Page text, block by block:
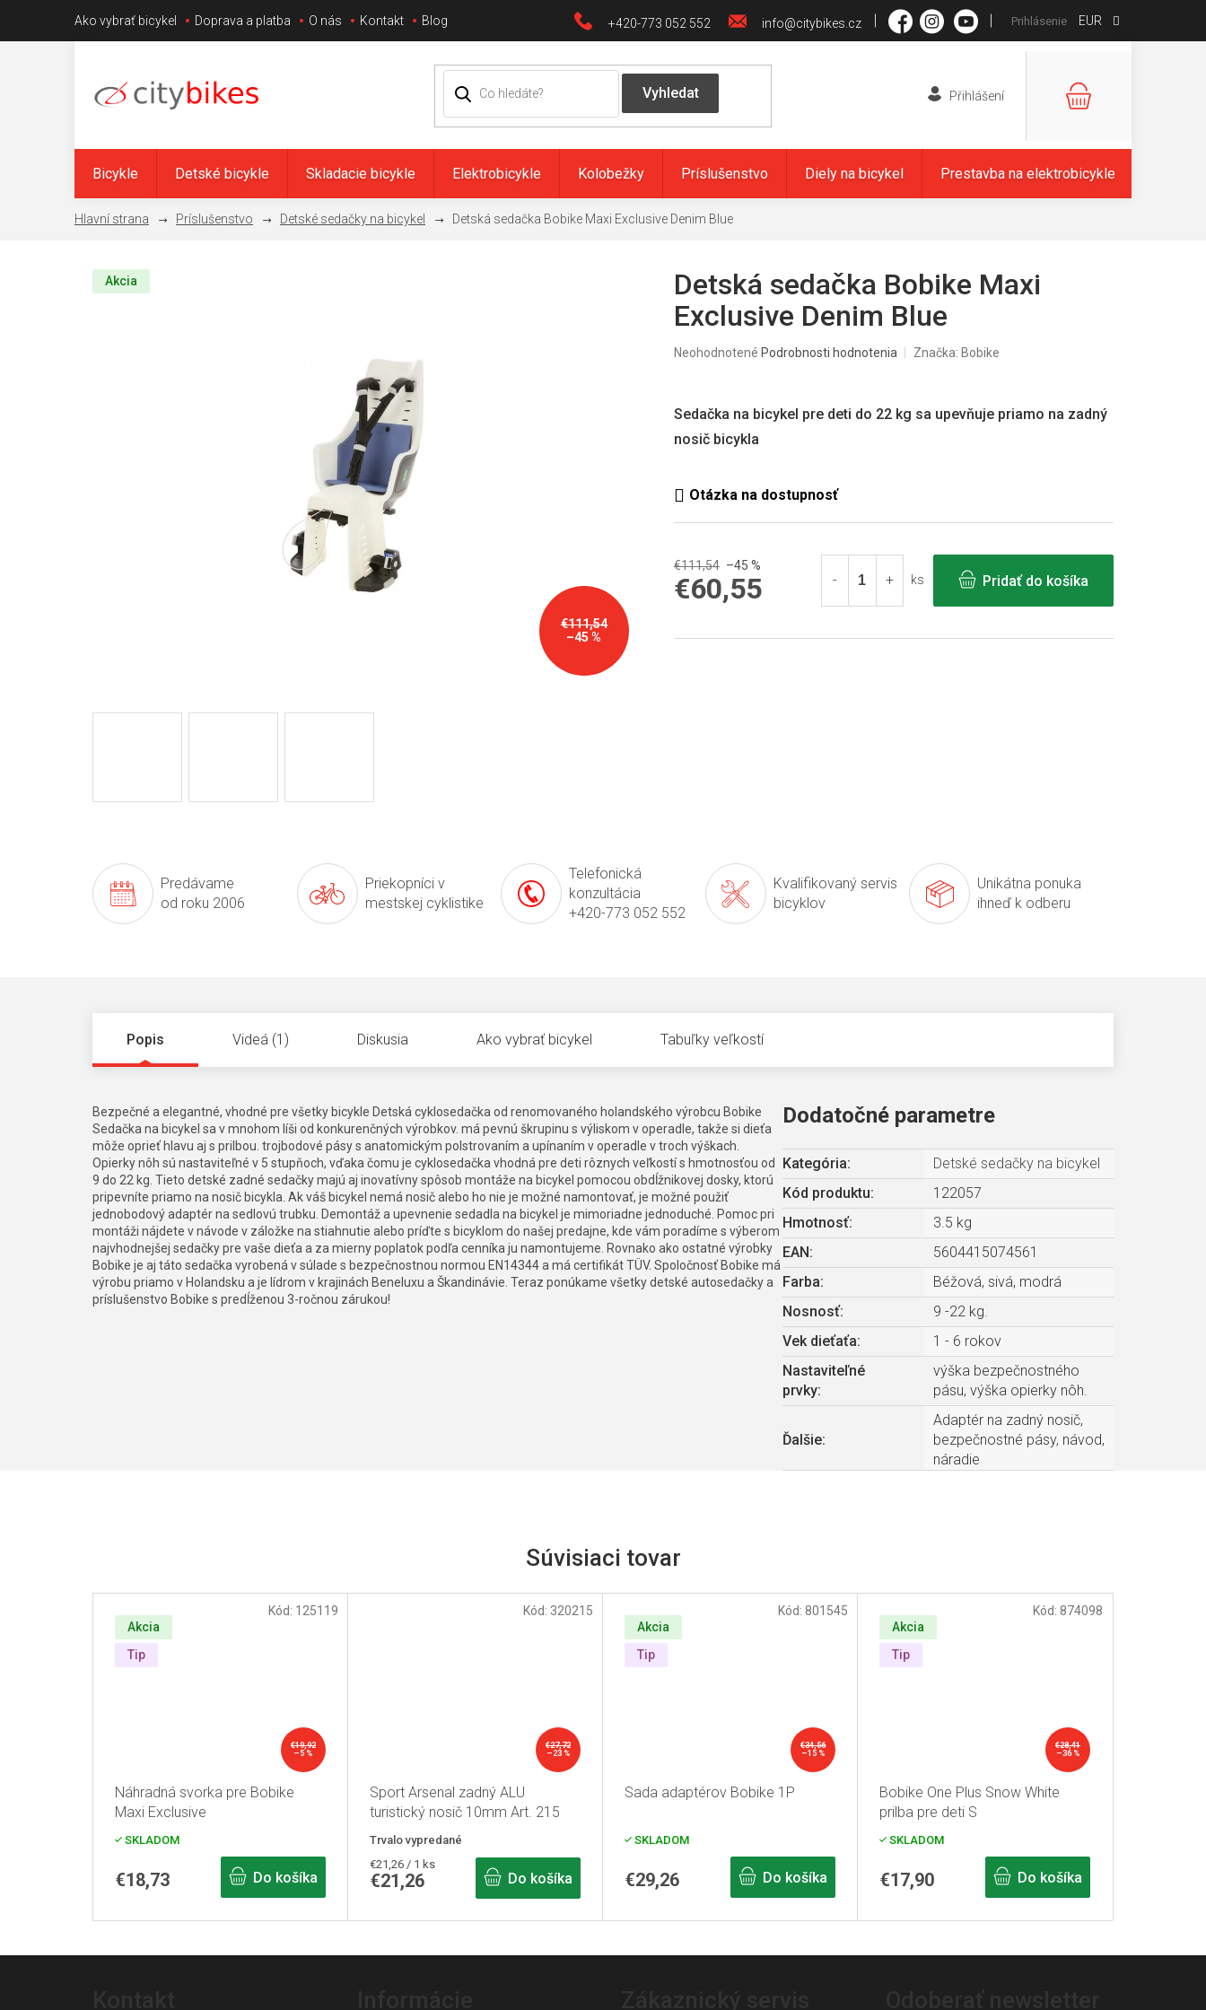
obsah
+420-773 052 552 info@citybikes.cz
Ako vybrať bicykel Doprava a platba O nás Kontakt Blog EUR
Prihlásenie
NÁKUPNÝ
Bicykle Detské bicykle Skladacie bicykle Elektrobicykle Kolobežky Príslušenstvo Diely na bicykel Prestavba na elektrobicykle
Príslušenstvo Detské sedačky na bicykel Detská sedačka Bobike Maxi Exclusive Denim Blue
€111,54
–45 %
Akcia
Sedačka na bicykel pre deti do 22 kg sa upevňuje priamo na zadný
nosič bicykla
Detská sedačka Bobike Maxi
Exclusive Denim Blue
Priemerné
0,0
5
Neohodnotené Podrobnosti hodnotenia Značka: Bobike
€111,54 –45 %
€60,55 ks Pridať do košíka
Predávame
od roku 2006
Priekopníci v
mestskej cyklistike
Telefonická
konzultácia
+420-773 052 552
Kvalifikovaný servis
bicyklov
Unikátna ponuka
ihneď k odberu
Súvisiaci tovar
Akcia
Tip
€19,92
–5 %
Náhradná svorka pre Bobike
Maxi Exclusive
SKLADOM
€18,73 Do košíka
Kód: 125119
€27,72
–23 %
Sport Arsenal zadný ALU
turistický nosič 10mm Art. 215
strieborný
Trvalo vypredané
€21,26
Jednotková
cena:
€21,26 / 1 ks
Do košíka
Kód: 320215
Akcia
Tip
€34,56
–15 %
Sada adaptérov Bobike 1P
SKLADOM
€29,26 Do košíka
Kód: 801545
Akcia
Tip
€28,41
–36 %
Bobike One Plus Snow White
prilba pre deti S
SKLADOM
€17,90 Do košíka
Kód: 874098
Popis Videá (1) Diskusia Ako vybrať bicykel Tabuľky veľkostí
Bezpečné a elegantné, vhodné pre všetky bicykle Detská cyklosedačka od renomovaného holandského výrobcu Bobike
Sedačka na bicykel sa v mnohom líši od konkurenčných výrobkov. má pevnú škrupinu s výliskom v operadle, takže si dieťa
môže oprieť hlavu aj s prilbou. trojbodové pásy s anatomickým polstrovaním a upínaním v operadle v troch výškach.
Opierky nôh sú nastaviteľné v 5 stupňoch, vďaka čomu je cyklosedačka vhodná pre deti rôznych veľkostí s hmotnosťou od
9 do 22 kg. Tieto detské zadné sedačky majú aj inovatívny spôsob montáže na bicykel pomocou obdĺžnikovej dosky, ktorú
pripevníte priamo na nosič bicykla. Ak váš bicykel nemá nosič alebo ho nie je možné namontovať, je možné použiť
jednobodový adaptér na sedlovú trubku. Demontáž a upevnenie sedadla na bicykel je mimoriadne jednoduché. Pomoc pri
montáži nájdete v návode v záložke na stiahnutie alebo príďte s bicyklom do našej predajne, kde vám poradíme s výberom
najvhodnejšej sedačky pre vaše dieťa a za mierny poplatok podľa cenníka ju namontujeme. Rovnako ako ostatné výrobky
Bobike je aj táto sedačka vyrobená v súlade s bezpečnostnou normou EN14344 a má certifikát TÜV. Spoločnosť Bobike má
výrobu priamo v Holandsku a je lídrom v krajinách Beneluxu a Škandinávie. Teraz ponúkame všetky detské autosedačky a
príslušenstvo Bobike s predĺženou 3-ročnou zárukou!
Dodatočné parametre
Kategória:
Detské sedačky na bicykel
Kód produktu:
122057
Hmotnosť:
3.5 kg
EAN :
5604415074561
Farba:
Béžová, sivá, modrá
Nosnosť:
9 -22 kg.
Vek dieťaťa:
1 - 6 rokov
Nastaviteľné
prvky:
výška bezpečnostného
pásu, výška opierky nôh.
Ďalšie:
Adaptér na zadný nosič,
bezpečnostné pásy, návod,
náradie